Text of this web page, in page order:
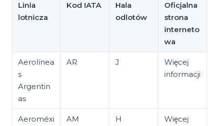
Linia
lotnicza
Kod IATA
Hala
odlotów
Oficjalna
strona
interneto
wa
Aerolínea
s
Argentin
as
AR J
Więcej
informacji
Aeroméxi
AM H
Więcej